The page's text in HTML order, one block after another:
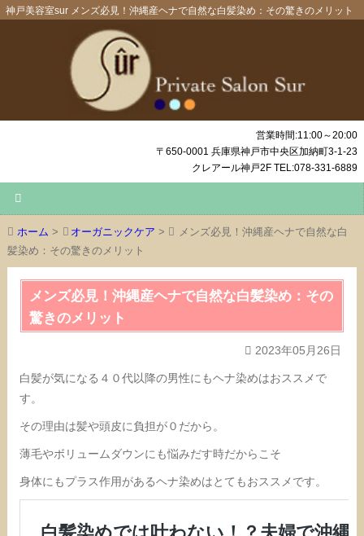
神戸美容室sur メンズ必見！沖縄産ヘナで自然な白髪染め：その驚きのメリット
営業時間:11:00～20:00
〒650-0001 兵庫県神戸市中央区加納町3-1-23
クレアール神戸2F TEL:078-331-6889
ホーム > オーガニックケア >
メンズ必見！沖縄産ヘナで自然な白
髪染め：その驚きのメリット
メンズ必見！沖縄産ヘナで自然な白髪染め：その
驚きのメリット
2023年05月26日
白髪が気になる４０代以降の男性にもヘナ染めはおススメで
す。
その理由は髪や頭皮に負担が０だから。
薄毛やボリュームダウンにも悩みだす時だからこそ
身体にもプラス作用があるヘナ染めはとてもおススメです。